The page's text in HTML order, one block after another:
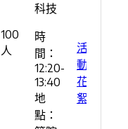
科技
100
人
時
間：
12:20-
13:40
地
點：
活
動
花
絮